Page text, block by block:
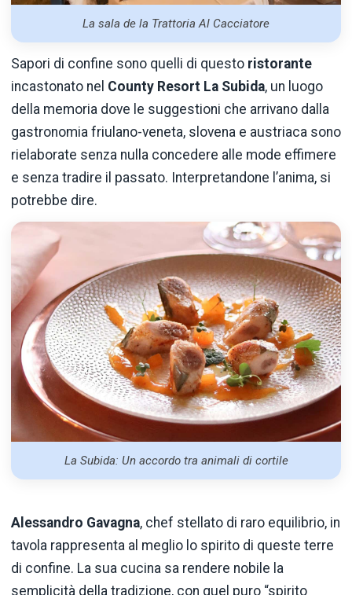
La sala de la Trattoria Al Cacciatore
Sapori di confine sono quelli di questo ristorante
incastonato nel County Resort La Subida, un luogo
della memoria dove le suggestioni che arrivano dalla
gastronomia friulano-veneta, slovena e austriaca sono
rielaborate senza nulla concedere alle mode effimere
e senza tradire il passato. Interpretandone l’anima, si
potrebbe dire.
La Subida: Un accordo tra animali di cortile
Alessandro Gavagna, chef stellato di raro equilibrio, in
tavola rappresenta al meglio lo spirito di queste terre
di confine. La sua cucina sa rendere nobile la
semplicità della tradizione, con quel puro “spirito